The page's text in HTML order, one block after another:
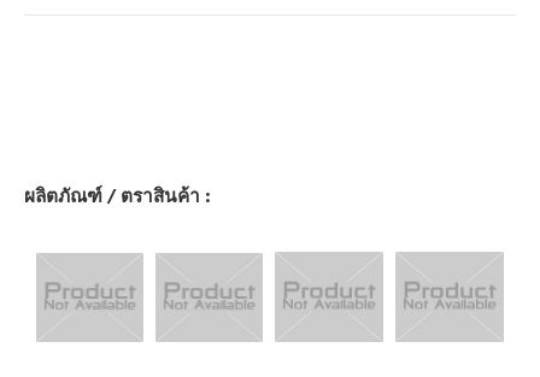
ผลิตภัณฑ์ / ตราสินค้า :